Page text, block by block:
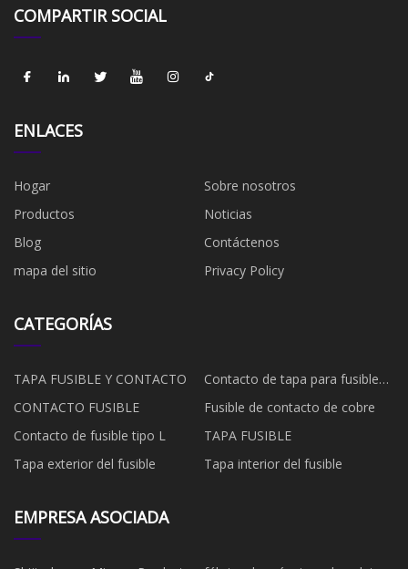
COMPARTIR SOCIAL
ENLACES
Hogar
Sobre nosotros
Productos
Noticias
Blog
Contáctenos
mapa del sitio
Privacy Policy
CATEGORÍAS
TAPA FUSIBLE Y CONTACTO
Contacto de tapa para fusible
EV
CONTACTO FUSIBLE
Fusible de contacto de cobre
Contacto de fusible tipo L
TAPA FUSIBLE
Tapa exterior del fusible
Tapa interior del fusible
EMPRESA ASOCIADA